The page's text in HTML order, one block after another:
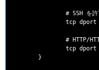
# SSH を許
tcp dport
# HTTP/
tcp dport
        }